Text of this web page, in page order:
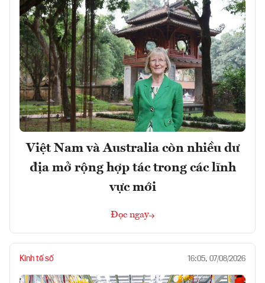
Việt Nam và Australia còn nhiều dư
địa mở rộng hợp tác trong các lĩnh
vực mới
Đọc ngay
Kinh tế số 16:05, 07/08/2026